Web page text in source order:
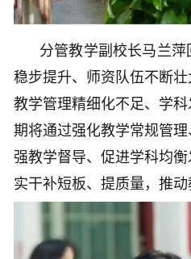
分管教学副校长马兰
稳步提升、师资队伍不断
教学管理精细化不足、学
期将通过强化教学常规管
强教学督导、促进学科均
实干补短板、提质量，推动